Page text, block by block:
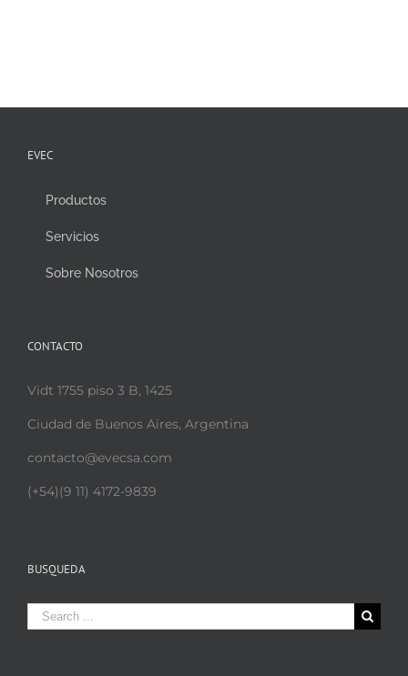
EVEC
Productos
Servicios
Sobre Nosotros
CONTACTO
Vidt 1755 piso 3 B, 1425
Ciudad de Buenos Aires, Argentina
contacto@evecsa.com
(+54)(9 11) 4172-9839
BUSQUEDA
Search
for: